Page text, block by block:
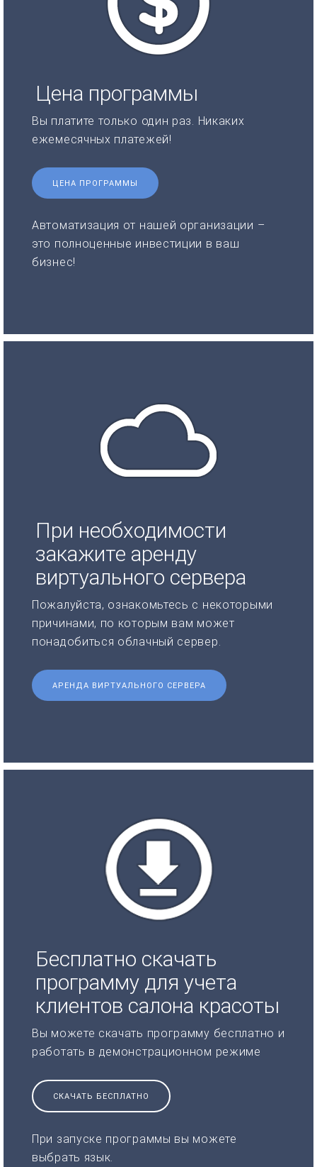
Цена программы
Вы платите только один раз. Никаких
ежемесячных платежей!
ЦЕНА ПРОГРАММЫ
Автоматизация от нашей организации –
это полноценные инвестиции в ваш
бизнес!
При необходимости
закажите аренду
виртуального сервера
Пожалуйста, ознакомьтесь с некоторыми
причинами, по которым вам может
понадобиться облачный сервер.
АРЕНДА ВИРТУАЛЬНОГО СЕРВЕРА
Бесплатно скачать
программу для учета
клиентов салона красоты
Вы можете скачать программу бесплатно и
работать в демонстрационном режиме
СКАЧАТЬ БЕСПЛАТНО
При запуске программы вы можете
выбрать язык.